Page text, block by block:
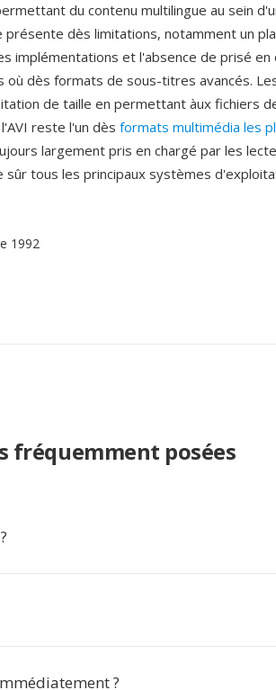
du contenu multilingue au sein
présente dès limitations, notamment un
implémentations et l'absence de prisé en
dès formats de sous-titres avancés.
de taille en permettant àux fichiers
reste l'un dès formats multimédia les
largement pris en chargé par les
tous les principaux systèmes
1992
fréquemment posées
?